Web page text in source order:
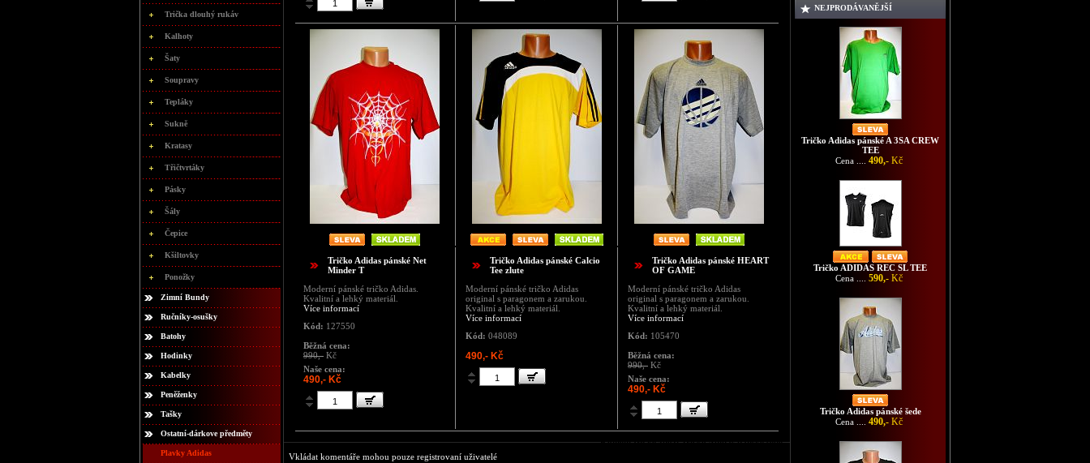
Trička dlouhý rukáv
Kalhoty
Šaty
Soupravy
Tepláky
Sukně
Kratasy
Třičtvrtáky
Pásky
Šály
Čepice
Kšiltovky
Ponožky
Zimní Bundy
Ručníky-osušky
Batohy
Hodinky
Kabelky
Peněženky
Tašky
Ostatní-dárkove předměty
Plavky Adidas
Tričko Adidas pánské Net
Minder T
Moderní pánské tričko Adidas.
Kvalitní a lehký materiál.
Více informací
Kód: 127550
Běžná cena:
990,- Kč
Naše cena:
490,- Kč
Tričko Adidas pánské Calcio
Tee zlute
Moderní pánské tričko Adidas
original s paragonem a zarukou.
Kvalitní a lehký materiál.
Více informací
Kód: 048089
490,- Kč
Tričko Adidas pánské HEART
OF GAME
Moderní pánské tričko Adidas
original s paragonem a zarukou.
Kvalitní a lehký materiál.
Více informací
Kód: 105470
Běžná cena:
990,- Kč
Naše cena:
490,- Kč
Komentáře ke zboží Tričko Adidas pánské šede
Vkládat komentáře mohou pouze registrovaní uživatelé
NEJPRODÁVANĚJŠÍ
Tričko Adidas pánské A 3SA CREW
TEE
Cena .... 490,- Kč
Tričko ADIDAS REC SL TEE
Cena .... 590,- Kč
Tričko Adidas pánské šede
Cena .... 490,- Kč